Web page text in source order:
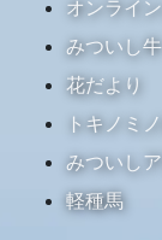
オンライ
みついし牛
花だより
トキノミ
みついし
軽種馬